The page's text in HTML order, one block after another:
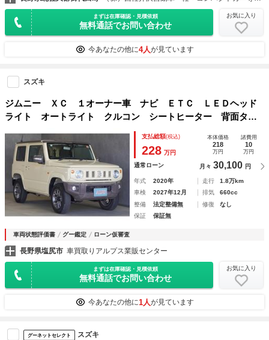
まずは在庫確認・見積依頼
無料通話でお問い合わせ
お気に入り
今あなたの他に4人が見ています
スズキ
ジムニー ＸＣ １オーナー車 ナビ ＥＴＣ ＬＥＤヘッド
ライト オートライト クルコン シートヒーター 背面タイ
ヤ スマートキー プッシュスタート 整備記録簿
支払総額(税込)
228 万円
本体価格
218
万円
諸費用
10
万円
通常ローン 月々 30,100 円
年式 2020年 走行
1.8万km
車検
2027年12月 排気
660cc
整備
法定整備無 修復
なし
保証
保証無
車両状態評価書 グー鑑定 ローン仮審査
長野県塩尻市 車買取りアルプス業販センター
まずは在庫確認・見積依頼
無料通話でお問い合わせ
お気に入り
今あなたの他に1人が見ています
グーネットセレクト スズキ